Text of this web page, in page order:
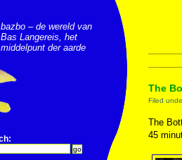
bazbo – de wereld van
Bas Langereis, het
middelpunt der aarde
The
Filed
The
45